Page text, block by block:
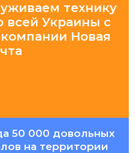
технику
всей Украины с
Новая
50 000 довольных
на территории